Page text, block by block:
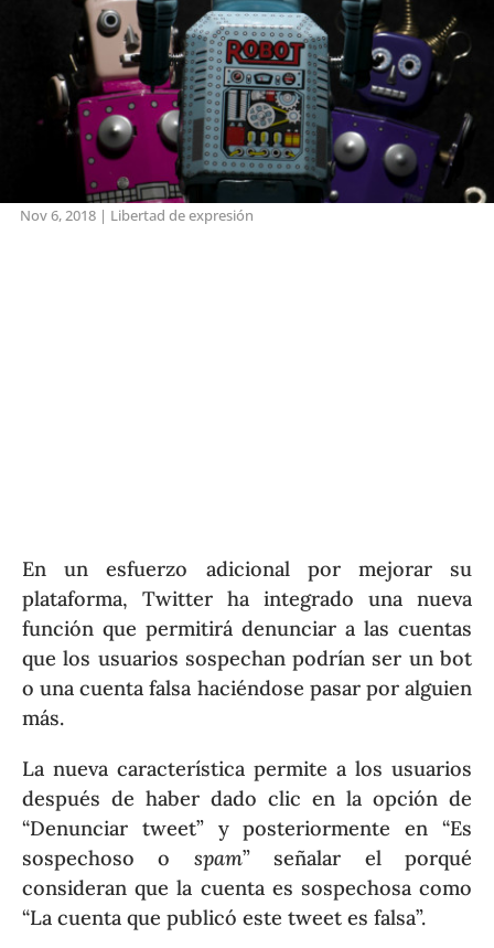
Nov 6, 2018| Libertad de expresión
En un esfuerzo adicional por mejorar su
plataforma, Twitter ha integrado una nueva
función que permitirá denunciar a las cuentas
que los usuarios sospechan podrían ser un bot
o una cuenta falsa haciéndose pasar por alguien
más.
La nueva característica permite a los usuarios
después de haber dado clic en la opción de
“Denunciar tweet” y posteriormente en “Es
sospechoso o spam” señalar el porqué
consideran que la cuenta es sospechosa como
“La cuenta que publicó este tweet es falsa”.